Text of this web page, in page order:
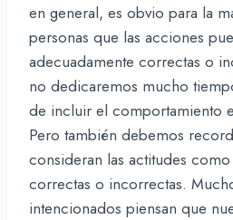
en general, es obvio para la
personas que las acciones
adecuadamente correctas o
no dedicaremos mucho
de incluir el comportamiento
Pero también debemos
consideran las actitudes
correctas o incorrectas.
intencionados piensan que